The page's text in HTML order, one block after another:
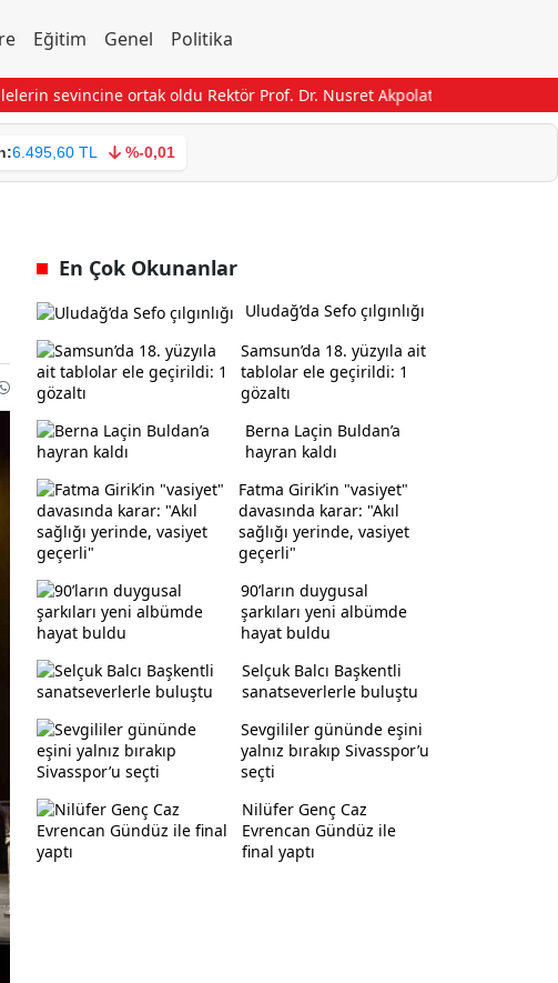
Eğitim Genel Politika
sevincine ortak olduRektör Prof. Dr. Nusret Akpolat’tan Gana
6.495,60 TL %-0,01
En Çok Okunanlar
Uludağ’da Sefo çılgınlığı
Samsun’da 18. yüzyıla ait
tablolar ele geçirildi: 1
gözaltı
Berna Laçin Buldan’a
hayran kaldı
Fatma Girik’in "vasiyet"
davasında karar: "Akıl
sağlığı yerinde, vasiyet
geçerli"
90’ların duygusal
şarkıları yeni albümde
hayat buldu
Selçuk Balcı Başkentli
sanatseverlerle buluştu
Sevgililer gününde eşini
yalnız bırakıp Sivasspor’u
seçti
Nilüfer Genç Caz
Evrencan Gündüz ile
final yaptı